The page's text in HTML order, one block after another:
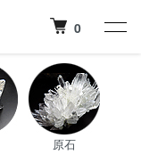
0
原石